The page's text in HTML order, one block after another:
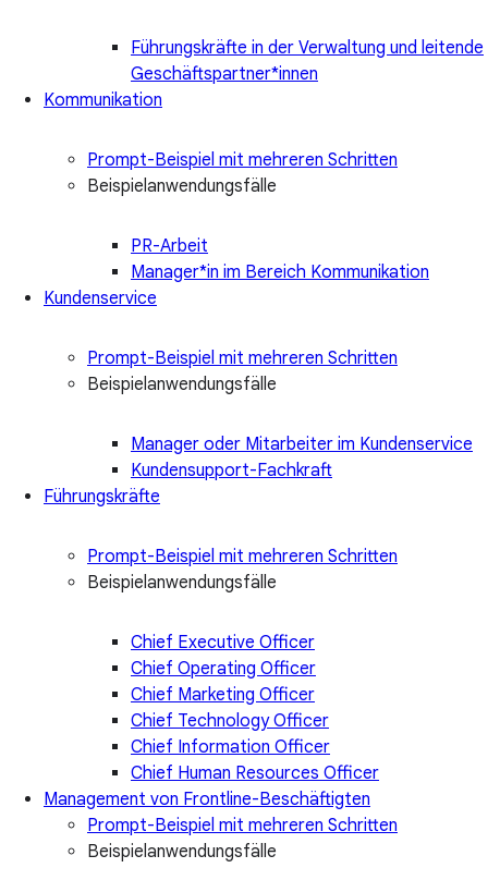
Führungskräfte in der Verwaltung und leitende
Geschäftspartner*innen
Kommunikation
Prompt-Beispiel mit mehreren Schritten
Beispielanwendungsfälle
PR-Arbeit
Manager*in im Bereich Kommunikation
Kundenservice
Prompt-Beispiel mit mehreren Schritten
Beispielanwendungsfälle
Manager oder Mitarbeiter im Kundenservice
Kundensupport-Fachkraft
Führungskräfte
Prompt-Beispiel mit mehreren Schritten
Beispielanwendungsfälle
Chief Executive Officer
Chief Operating Officer
Chief Marketing Officer
Chief Technology Officer
Chief Information Officer
Chief Human Resources Officer
Management von Frontline-Beschäftigten
Prompt-Beispiel mit mehreren Schritten
Beispielanwendungsfälle